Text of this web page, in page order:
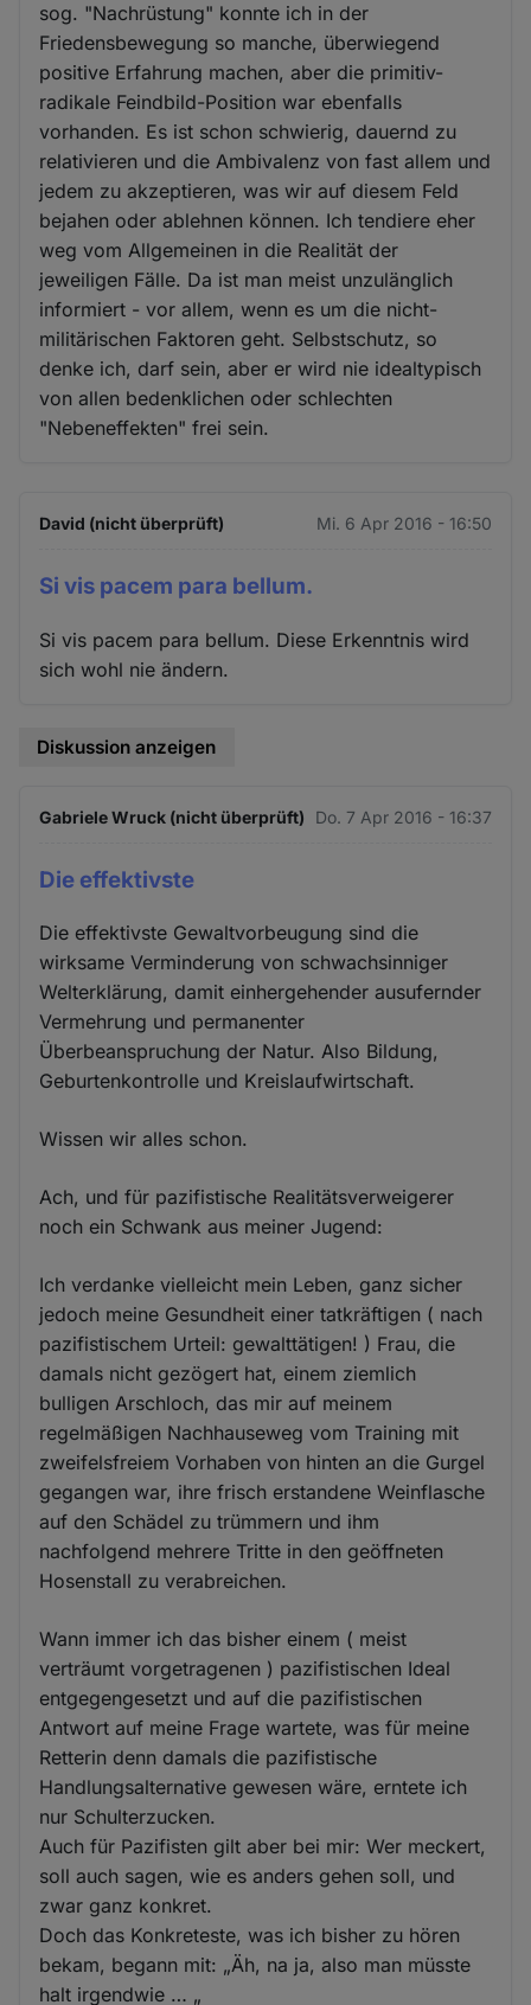
sog. "Nachrüstung" konnte ich in der
Friedensbewegung so manche, überwiegend
positive Erfahrung machen, aber die primitiv-
radikale Feindbild-Position war ebenfalls
vorhanden. Es ist schon schwierig, dauernd zu
relativieren und die Ambivalenz von fast allem und
jedem zu akzeptieren, was wir auf diesem Feld
bejahen oder ablehnen können. Ich tendiere eher
weg vom Allgemeinen in die Realität der
jeweiligen Fälle. Da ist man meist unzulänglich
informiert - vor allem, wenn es um die nicht-
militärischen Faktoren geht. Selbstschutz, so
denke ich, darf sein, aber er wird nie idealtypisch
von allen bedenklichen oder schlechten
"Nebeneffekten" frei sein.
David (nicht überprüft) Mi. 6 Apr 2016 - 16:50
Si vis pacem para bellum.
Si vis pacem para bellum. Diese Erkenntnis wird
sich wohl nie ändern.
Diskussion anzeigen
Gabriele Wruck (nicht überprüft) Do. 7 Apr 2016 - 16:37
Die effektivste
Die effektivste Gewaltvorbeugung sind die
wirksame Verminderung von schwachsinniger
Welterklärung, damit einhergehender ausufernder
Vermehrung und permanenter
Überbeanspruchung der Natur. Also Bildung,
Geburtenkontrolle und Kreislaufwirtschaft.
Wissen wir alles schon.
Ach, und für pazifistische Realitätsverweigerer
noch ein Schwank aus meiner Jugend:
Ich verdanke vielleicht mein Leben, ganz sicher
jedoch meine Gesundheit einer tatkräftigen ( nach
pazifistischem Urteil: gewalttätigen! ) Frau, die
damals nicht gezögert hat, einem ziemlich
bulligen Arschloch, das mir auf meinem
regelmäßigen Nachhauseweg vom Training mit
zweifelsfreiem Vorhaben von hinten an die Gurgel
gegangen war, ihre frisch erstandene Weinflasche
auf den Schädel zu trümmern und ihm
nachfolgend mehrere Tritte in den geöffneten
Hosenstall zu verabreichen.
Wann immer ich das bisher einem ( meist
verträumt vorgetragenen ) pazifistischen Ideal
entgegengesetzt und auf die pazifistischen
Antwort auf meine Frage wartete, was für meine
Retterin denn damals die pazifistische
Handlungsalternative gewesen wäre, erntete ich
nur Schulterzucken.
Auch für Pazifisten gilt aber bei mir: Wer meckert,
soll auch sagen, wie es anders gehen soll, und
zwar ganz konkret.
Doch das Konkreteste, was ich bisher zu hören
bekam, begann mit: „Äh, na ja, also man müsste
halt irgendwie … „